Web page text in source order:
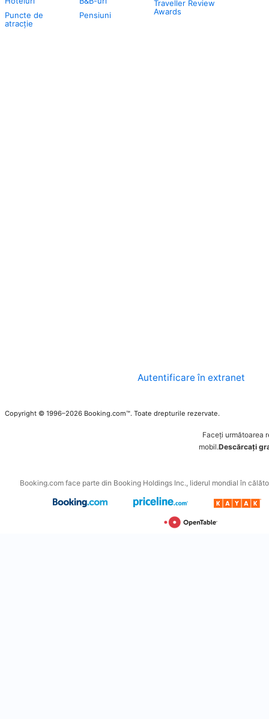
Puncte de
atracţie
Pensiuni
Traveller Review
Awards
Autentificare în extranet
Copyright © 1996–2026 Booking.com™. Toate drepturile rezervate.
Faceți următoarea
mobil.Descărcați
Booking.com face parte din Booking Holdings Inc., liderul mondial în